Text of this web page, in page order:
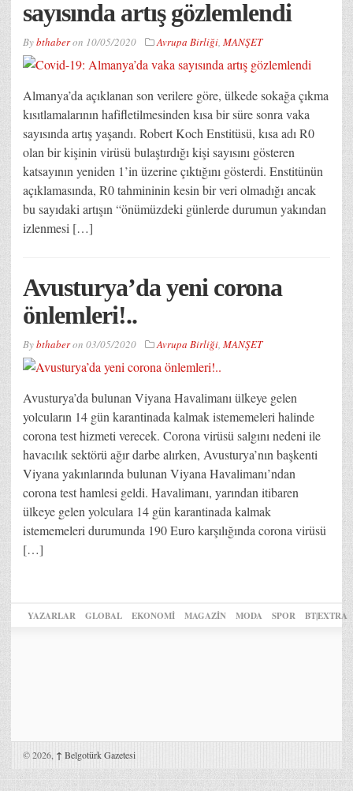
sayısında artış gözlemlendi
Bybthaberon 10/05/2020 Avrupa Birliği, MANŞET
Almanya’da açıklanan son verilere göre, ülkede sokağa çıkma
kısıtlamalarının hafifletilmesinden kısa bir süre sonra vaka
sayısında artış yaşandı. Robert Koch Enstitüsü, kısa adı R0
olan bir kişinin virüsü bulaştırdığı kişi sayısını gösteren
katsayının yeniden 1’in üzerine çıktığını gösterdi. Enstitünün
açıklamasında, R0 tahmininin kesin bir veri olmadığı ancak
bu sayıdaki artışın “önümüzdeki günlerde durumun yakından
izlenmesi […]
Avusturya’da yeni corona
önlemleri!..
Bybthaberon 03/05/2020 Avrupa Birliği, MANŞET
Avusturya’da bulunan Viyana Havalimanı ülkeye gelen
yolcuların 14 gün karantinada kalmak istememeleri halinde
corona test hizmeti verecek. Corona virüsü salgını nedeni ile
havacılık sektörü ağır darbe alırken, Avusturya’nın başkenti
Viyana yakınlarında bulunan Viyana Havalimanı’ndan
corona test hamlesi geldi. Havalimanı, yarından itibaren
ülkeye gelen yolculara 14 gün karantinada kalmak
istememeleri durumunda 190 Euro karşılığında corona virüsü
[…]
YAZARLAR GLOBAL EKONOMİ MAGAZİN MODA SPOR BT|EXTRA
© 2026, ↑ Belgotürk Gazetesi